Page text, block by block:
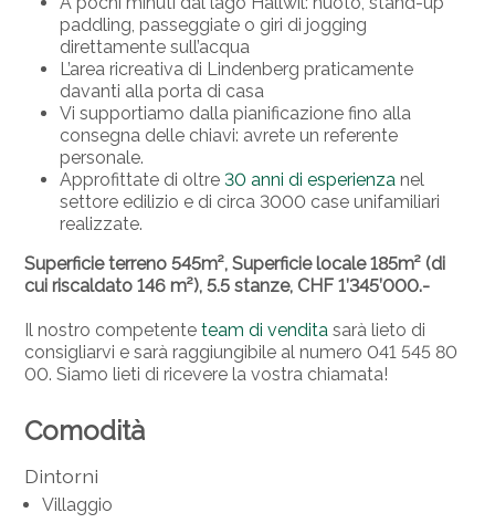
paddling, passeggiate o giri di jogging
direttamente sull’acqua
L’area ricreativa di Lindenberg praticamente
davanti alla porta di casa
Vi supportiamo dalla pianificazione fino alla
consegna delle chiavi: avrete un referente
personale.
Approfittate di oltre30 anni di esperienza nel
settore edilizio e di circa 3000 case unifamiliari
realizzate.
Superficie terreno 545m², Superficie locale 185m² (di
cui riscaldato 146 m²), 5.5 stanze, CHF 1’345’000.-
Il nostro competenteteam di vendita sarà lieto di
consigliarvi e sarà raggiungibile al numero 041 545 80
00. Siamo lieti di ricevere la vostra chiamata!
Comodità
Dintorni
Villaggio